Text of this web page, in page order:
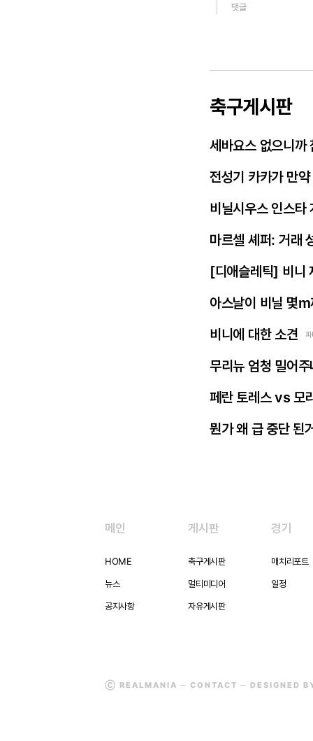
댓글
축구게시판
세바요스 없으니까
전성기 카카가 만
비닐시우스 인스타
마르셀 셰퍼: 거래
[디애슬레틱] 비니
아스날이 비닐 몇
비니에 대한 소견
무리뉴 엄청 밀어
페란 토레스 vs 모
뭔가 왜 급 중단 된
메인
HOME
뉴스
공지사항
게시판
축구게시판
멀티미디어
자유게시판
경기
매치리포트
일정
Ⓒ REALMANIA ─ CONTACT ─ DESIGNED